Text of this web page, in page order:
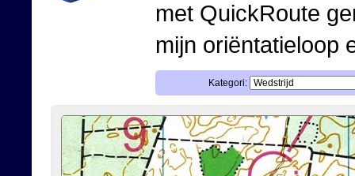
met QuickRoute
mijn oriëntatieloop
Kategori: